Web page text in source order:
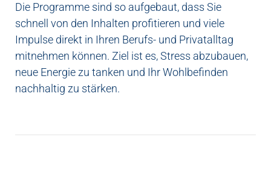
Die Programme sind so aufgebaut, dass Sie
schnell von den Inhalten profitieren und viele
Impulse direkt in Ihren Berufs- und Privatalltag
mitnehmen können. Ziel ist es, Stress abzubauen,
neue Energie zu tanken und Ihr Wohlbefinden
nachhaltig zu stärken.